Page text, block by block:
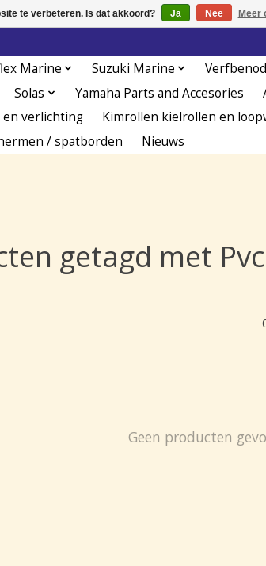
Marine Suzuki Marine
Solas Yamaha Parts and Accesories
en verlichting Kimrollen kielrollen en
/ spatborden
Nieuws
getagd met Pvc
Geen producten
te verbeteren. Is dat akkoord? Ja Nee Meer